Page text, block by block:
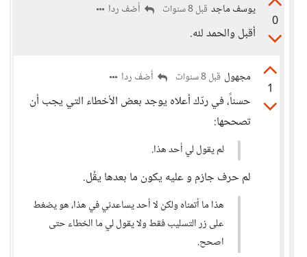
0
يوسف ماجد قبل 8 سنوات أضف ردا
أقبل والحمد لله.
1
مجهول قبل 8 سنوات أضف ردا
حسناً، في ردّك أعلاه يوجد بعض الأخطاء التي يجب أن
تصححها:
لم يقول لي أحد هذا.
لم حرف جازم و عليه يكون ما بعدها يقُل.
هذا ما أتمناه ولكن لا أحد يساعدني في هذا، هو يضغط
على زر التسليب فقط ولا يقول لي ما الخطاء حتى
اصحح.